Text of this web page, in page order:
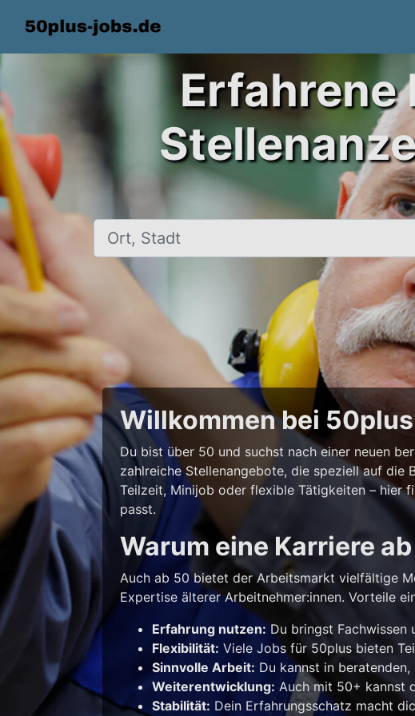
Erfahrene
Ort, Stadt
Willkommen bei
Du bist über 50 und suchst nach einer neuen
zahlreiche Stellenangebote, die speziell auf die
Teilzeit, Minijob oder flexible Tätigkeiten – hier
passt.
Warum eine Karriere
Auch ab 50 bietet der Arbeitsmarkt vielfältige
Expertise älterer Arbeitnehmer:innen. Vorteile
Erfahrung nutzen: Du bringst Fachwissen
Flexibilität: Viele Jobs für 50plus bieten
Sinnvolle Arbeit: Du kannst in
Weiterentwicklung: Auch mit 50+ kannst
Stabilität: Dein Erfahrungsschatz macht